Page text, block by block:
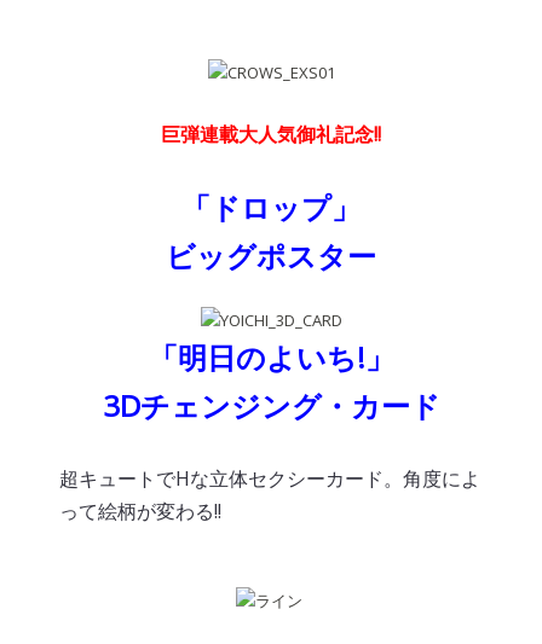
巨弾連載大人気御礼記念!!
「ドロップ」
ビッグポスター
「明日のよいち!」
3Dチェンジング・カード
超キュートでHな立体セクシーカード。角度によ
って絵柄が変わる!!